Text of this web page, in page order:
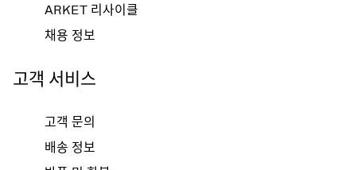
ARKET 리사이클
채용 정보
고객 서비스
고객 문의
배송 정보